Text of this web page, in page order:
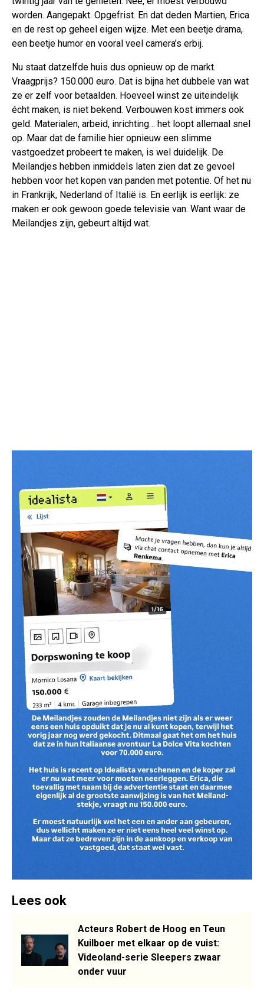
worden. Aangepakt. Opgefrist. En dat deden Martien, Erica
en de rest op geheel eigen wijze. Met een beetje drama,
een beetje humor en vooral veel camera’s erbij.
Nu staat datzelfde huis dus opnieuw op de markt.
Vraagprijs? 150.000 euro. Dat is bijna het dubbele van wat
ze er zelf voor betaalden. Hoeveel winst ze uiteindelijk
écht maken, is niet bekend. Verbouwen kost immers ook
geld. Materialen, arbeid, inrichting… het loopt allemaal snel
op. Maar dat de familie hier opnieuw een slimme
vastgoedzet probeert te maken, is wel duidelijk. De
Meilandjes hebben inmiddels laten zien dat ze gevoel
hebben voor het kopen van panden met potentie. Of het nu
in Frankrijk, Nederland of Italië is. En eerlijk is eerlijk: ze
maken er ook gewoon goede televisie van. Want waar de
Meilandjes zijn, gebeurt altijd wat.
Lees ook
Acteurs Robert de Hoog en Teun
Kuilboer met elkaar op de vuist:
Videoland-serie Sleepers zwaar
onder vuur